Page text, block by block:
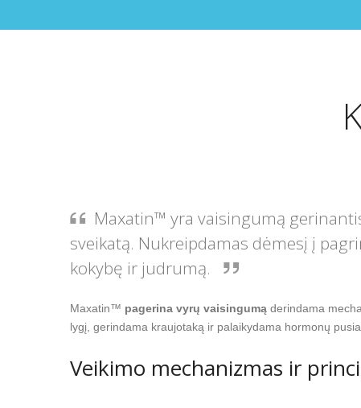
Maxatin™ yra vaisingumą
sveikatą. Nukreipdamas dėmesį į
kokybę ir judrumą.
Maxatin™ pagerina vyrų vaisingumą derindama
lygį, gerindama kraujotaką ir palaikydama hormonų
Veikimo mechanizmas ir